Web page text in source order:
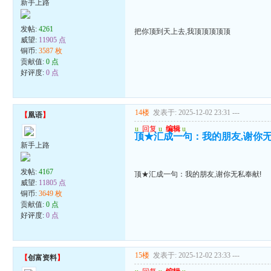
新手上路
发帖:4261
威望: 11905 点
铜币:3587 枚
贡献值:0 点
好评度:0 点
把你顶到天上去,我顶顶顶顶顶
【凰语】
新手上路
发帖:4167
威望: 11805 点
铜币:3649 枚
贡献值:0 点
好评度:0 点
14楼 发表于: 2025-12-02 23:31 ---
u 回复 u 编辑 u
顶★汇成一句：我的朋友,谢你
顶★汇成一句：我的朋友,谢你无私奉献!
【创富资料】 15楼 发表于: 2025-12-02 23:33 ---